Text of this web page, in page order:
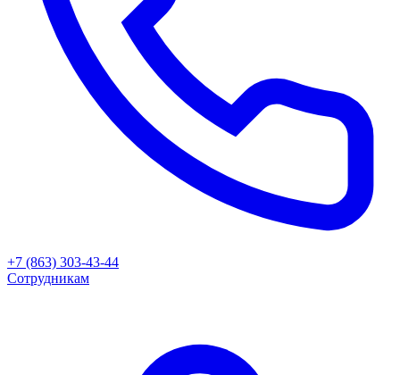
+7 (863) 303-43-44
Сотрудникам